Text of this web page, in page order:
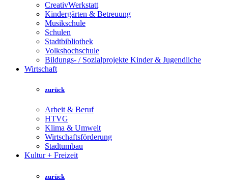
CreativWerkstatt
Kindergärten & Betreuung
Musikschule
Schulen
Stadtbibliothek
Volkshochschule
Bildungs- / Sozialprojekte Kinder & Jugendliche
Wirtschaft
zurück
Arbeit & Beruf
HTVG
Klima & Umwelt
Wirtschaftsförderung
Stadtumbau
Kultur + Freizeit
zurück